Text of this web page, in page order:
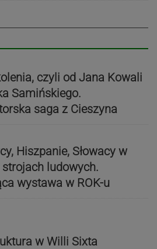
czyli od Jana Kowali
Samińskiego.
saga z Cieszyna
Hiszpanie, Słowacy w
ludowych.
wystawa w ROK-u
w Willi Sixta